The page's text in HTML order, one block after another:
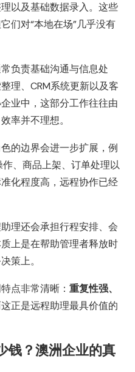
以及基础数据录入。这些
们对“本地在场”几乎没有
负责基础沟通与信息处
理、CRM系统更新以及客
业中，这部分工作往往由
率并不理想。
的边界会进一步扩展，例
、商品上架、订单处理以
化程度高，远程协作已经
理还会承担行程安排、会
上是在帮助管理者释放时
策上。
点非常清晰： 重复性强、
正是远程助理最具价值的
钱？澳洲企业的真